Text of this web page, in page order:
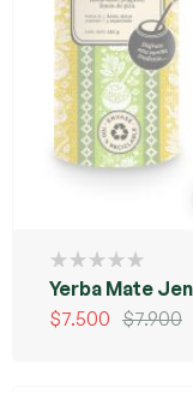
Yerba Mate
$7.900
$7.500